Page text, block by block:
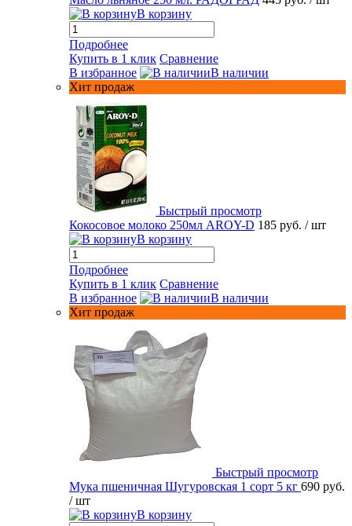
В корзину
Подробнее
Купить в 1 клик Сравнение
В избранное
В наличии
Хит продаж
Быстрый просмотр
Кокосовое молоко 250мл AROY-D 185 руб. / шт
В корзину
Подробнее
Купить в 1 клик Сравнение
В избранное
В наличии
Хит продаж
Быстрый просмотр
Мука пшеничная Шугуровская 1 сорт 5 кг 690 руб.
/ шт
В корзину